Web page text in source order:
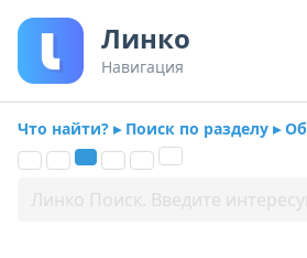
Линко
Навигация
Что найти? ▸ Поиск по разделу ▸